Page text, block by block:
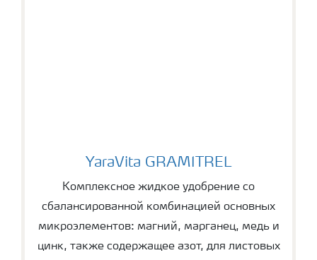
YaraVita GRAMITREL
Комплексное жидкое удобрение со
сбалансированной комбинацией основных
микроэлементов: магний, марганец, медь и
цинк, также содержащее азот, для листовых